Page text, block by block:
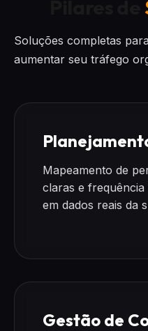
Soluções completas
aumentar seu tráfego
Mapeamento de
claras e frequência
em dados reais da
Gestão de